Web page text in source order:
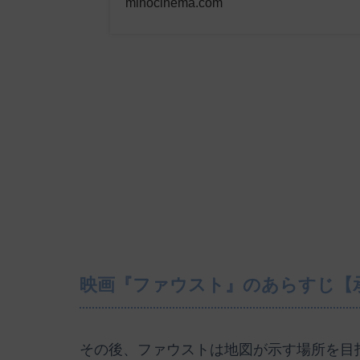
mihocinema.com
映画『ファウスト』のあらすじ【
その後、ファウストは地図が示す場所を